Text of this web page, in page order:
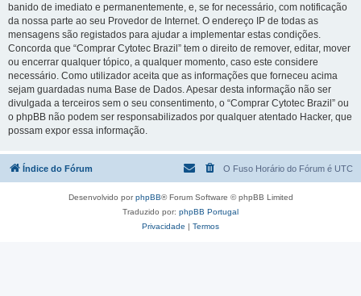
banido de imediato e permanentemente, e, se for necessário, com notificação
da nossa parte ao seu Provedor de Internet. O endereço IP de todas as
mensagens são registados para ajudar a implementar estas condições.
Concorda que “Comprar Cytotec Brazil” tem o direito de remover, editar, mover
ou encerrar qualquer tópico, a qualquer momento, caso este considere
necessário. Como utilizador aceita que as informações que forneceu acima
sejam guardadas numa Base de Dados. Apesar desta informação não ser
divulgada a terceiros sem o seu consentimento, o “Comprar Cytotec Brazil” ou
o phpBB não podem ser responsabilizados por qualquer atentado Hacker, que
possam expor essa informação.
Índice do Fórum O Fuso Horário do Fórum é UTC
Desenvolvido porphpBB® Forum Software © phpBB Limited
Traduzido por: phpBB Portugal
Privacidade | Termos